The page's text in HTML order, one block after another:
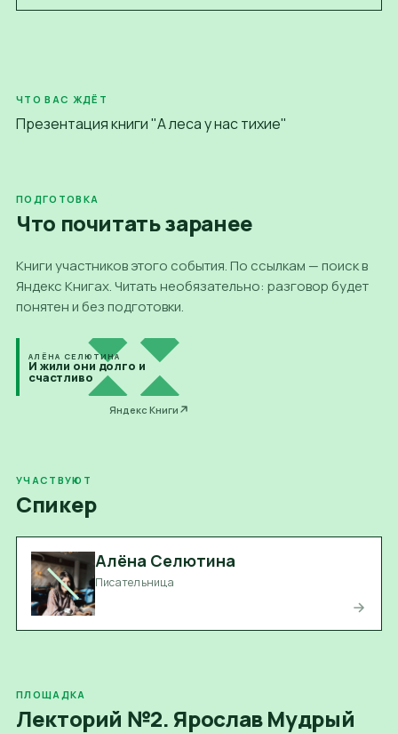
ЧТО ВАС ЖДЁТ
Презентация книги "А леса у нас тихие"
ПОДГОТОВКА
Что почитатьзаранее
Книги участников этого события. По ссылкам — поиск в
Яндекс Книгах. Читать необязательно: разговор будет
понятен и без подготовки.
АЛЁНА СЕЛЮТИНА
И жили они долго и
счастливо
Яндекс Книги
УЧАСТВУЮТ
Спикер
Алёна Селютина
Писательница
ПЛОЩАДКА
Лекторий №2. Ярослав Мудрый